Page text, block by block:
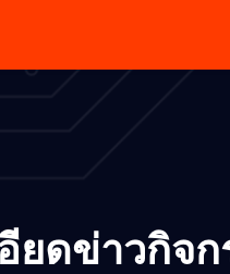
ยดข่าวกิจก